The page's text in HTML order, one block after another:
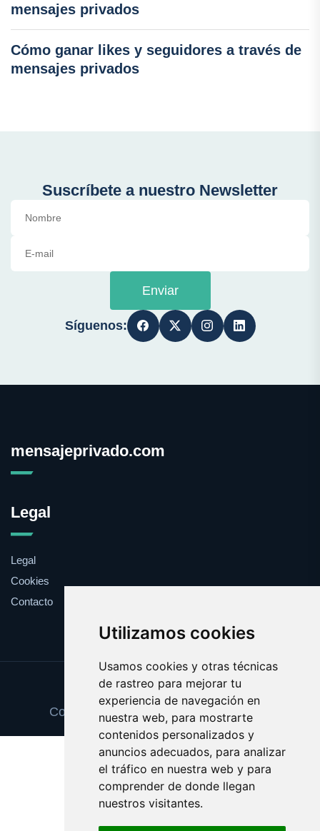
Utilizamos cookies
Usamos cookies y otras técnicas
de rastreo para mejorar tu
experiencia de navegación en
nuestra web, para mostrarte
contenidos personalizados y
anuncios adecuados, para analizar
el tráfico en nuestra web y para
comprender de donde llegan
nuestros visitantes.
mensajes privados
Cómo ganar likes y seguidores a través de
mensajes privados
Suscríbete a nuestro Newsletter
Enviar
Síguenos:
mensajeprivado.com
Legal
Legal
Cookies
Contacto
Update cookies preferences
Copyright © 2025 mensajeprivado.com